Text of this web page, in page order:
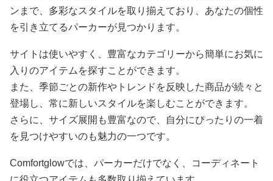
ンまで、多彩なスタイルを取り揃えており、あなたの個性
を引き立てるパーカーが見つかります。
サイトは使いやすく、豊富なカテゴリーから簡単にお気に
入りのアイテムを探すことができます。
また、季節ごとの新作やトレンドを反映した商品が続々と
登場し、常に新しいスタイルを楽しむことができます。
さらに、サイズ展開も豊富なので、自分にぴったりの一着
を見つけやすいのも魅力の一つです。
Comfortglowでは、パーカーだけでなく、コーディネート